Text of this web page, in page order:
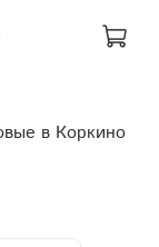
в Коркино